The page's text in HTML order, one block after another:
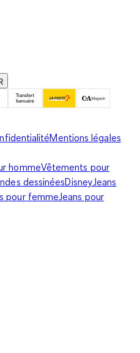
Mentions légales
hommeVêtements pour
dessinéesDisneyJeans
pour femmeJeans pour